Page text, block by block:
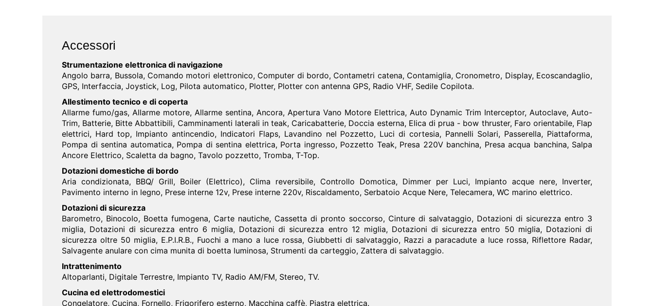
Accessori
Strumentazione elettronica di navigazione
Angolo barra, Bussola, Comando motori elettronico, Computer di bordo, Contametri catena, Contamiglia, Cronometro, Display, Ecoscandaglio,
GPS, Interfaccia, Joystick, Log, Pilota automatico, Plotter, Plotter con antenna GPS, Radio VHF, Sedile Copilota.
Allestimento tecnico e di coperta
Allarme fumo/gas, Allarme motore, Allarme sentina, Ancora, Apertura Vano Motore Elettrica, Auto Dynamic Trim Interceptor, Autoclave, Auto-
Trim, Batterie, Bitte Abbattibili, Camminamenti laterali in teak, Caricabatterie, Doccia esterna, Elica di prua - bow thruster, Faro orientabile, Flap
elettrici, Hard top, Impianto antincendio, Indicatori Flaps, Lavandino nel Pozzetto, Luci di cortesia, Pannelli Solari, Passerella, Piattaforma,
Pompa di sentina automatica, Pompa di sentina elettrica, Porta ingresso, Pozzetto Teak, Presa 220V banchina, Presa acqua banchina, Salpa
Ancore Elettrico, Scaletta da bagno, Tavolo pozzetto, Tromba, T-Top.
Dotazioni domestiche di bordo
Aria condizionata, BBQ/ Grill, Boiler (Elettrico), Clima reversibile, Controllo Domotica, Dimmer per Luci, Impianto acque nere, Inverter,
Pavimento interno in legno, Prese interne 12v, Prese interne 220v, Riscaldamento, Serbatoio Acque Nere, Telecamera, WC marino elettrico.
Dotazioni di sicurezza
Barometro, Binocolo, Boetta fumogena, Carte nautiche, Cassetta di pronto soccorso, Cinture di salvataggio, Dotazioni di sicurezza entro 3
miglia, Dotazioni di sicurezza entro 6 miglia, Dotazioni di sicurezza entro 12 miglia, Dotazioni di sicurezza entro 50 miglia, Dotazioni di
sicurezza oltre 50 miglia, E.P.I.R.B., Fuochi a mano a luce rossa, Giubbetti di salvataggio, Razzi a paracadute a luce rossa, Riflettore Radar,
Salvagente anulare con cima munita di boetta luminosa, Strumenti da carteggio, Zattera di salvataggio.
Intrattenimento
Altoparlanti, Digitale Terrestre, Impianto TV, Radio AM/FM, Stereo, TV.
Cucina ed elettrodomestici
Congelatore, Cucina, Fornello, Frigorifero esterno, Macchina caffè, Piastra elettrica.